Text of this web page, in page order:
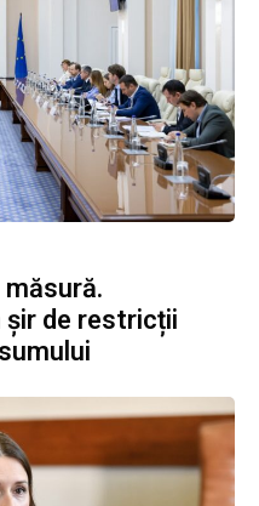
de restricții